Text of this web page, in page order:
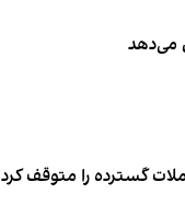
می‌دهد
گسترده را متوقف کرد